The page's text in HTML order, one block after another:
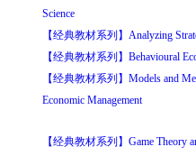
Science
【经典教材系列】Analyzing
【经典教材系列】Behavioural
【经典教材系列】Models and
Economic Management
【经典教材系列】Game Theory